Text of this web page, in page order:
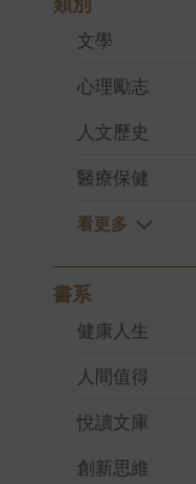
類別
文學
心理勵志
人文歷史
醫療保健
書系
健康人生
人間值得
悅讀文庫
創新思維